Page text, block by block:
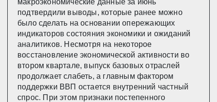
подтвердили выводы, которые ранее можно
было сделать на основании опережающих
индикаторов состояния экономики и ожиданий
аналитиков. Несмотря на некоторое
восстановление экономической активности во
втором квартале, выпуск базовых отраслей
продолжает слабеть, а главным фактором
поддержки ВВП остается внутренний частный
спрос. При этом признаки постепенного